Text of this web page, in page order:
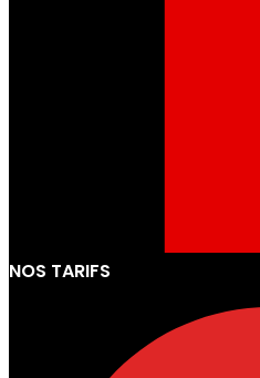
NOS TARIFS